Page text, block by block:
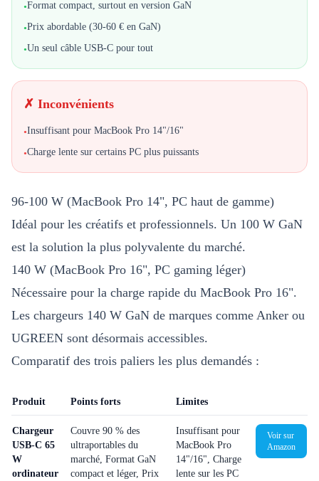
•Format compact, surtout en version GaN
•Prix abordable (30-60 € en GaN)
•Un seul câble USB-C pour tout
✗ Inconvénients
•Insuffisant pour MacBook Pro 14"/16"
•Charge lente sur certains PC plus puissants
96-100 W (MacBook Pro 14", PC haut de gamme)
Idéal pour les créatifs et professionnels. Un 100 W GaN
est la solution la plus polyvalente du marché.
140 W (MacBook Pro 16", PC gaming léger)
Nécessaire pour la charge rapide du MacBook Pro 16".
Les chargeurs 140 W GaN de marques comme Anker ou
UGREEN sont désormais accessibles.
Comparatif des trois paliers les plus demandés :
Produit Points forts Limites
Chargeur
USB-C 65
W
ordinateur
Couvre 90 % des
ultraportables du
marché, Format GaN
compact et léger, Prix
Insuffisant pour
MacBook Pro
14"/16", Charge
lente sur les PC
Voir sur
Amazon